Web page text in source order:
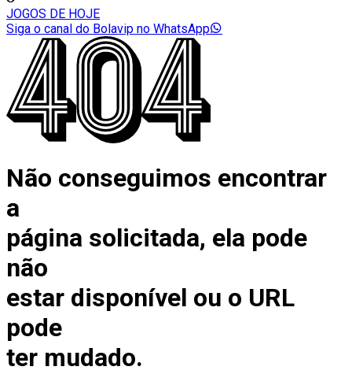
JOGOS DE HOJE
Siga o canal do Bolavip no WhatsApp
Não conseguimos encontrar
a
página solicitada, ela pode
não
estar disponível ou o URL
pode
ter mudado.